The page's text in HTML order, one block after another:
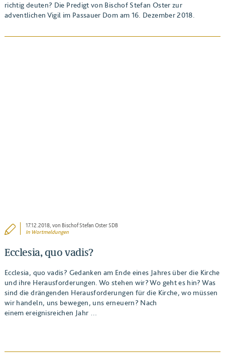
richtig deuten? Die Predigt von Bischof Stefan Oster zur
adventlichen Vigil im Passauer Dom am 16. Dezember 2018.
17.12.2018, von Bischof Stefan Oster SDB
In Wortmeldungen
Ecclesia, quo vadis?
Ecclesia, quo vadis? Gedanken am Ende eines Jahres über die Kirche
und ihre Herausforderungen. Wo stehen wir? Wo geht es hin? Was
sind die drängenden Herausforderungen für die Kirche, wo müssen
wir handeln, uns bewegen, uns erneuern? Nach
einem ereignisreichen Jahr …